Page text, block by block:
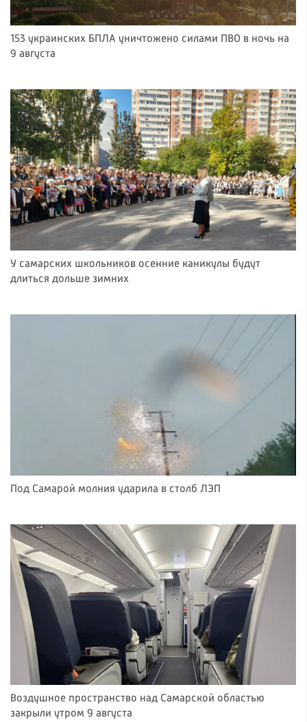
153 украинских БПЛА уничтожено силами ПВО в ночь на
9 августа
У самарских школьников осенние каникулы будут
длиться дольше зимних
Под Самарой молния ударила в столб ЛЭП
Воздушное пространство над Самарской областью
закрыли утром 9 августа